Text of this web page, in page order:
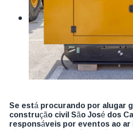
Se está procurando por alugar
construção civil São José dos
responsáveis por eventos ao